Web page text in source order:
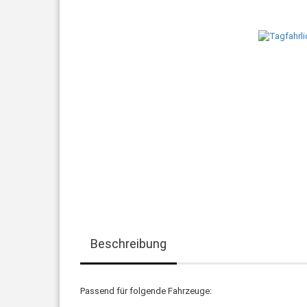
Beschreibung
Passend für folgende Fahrzeuge: